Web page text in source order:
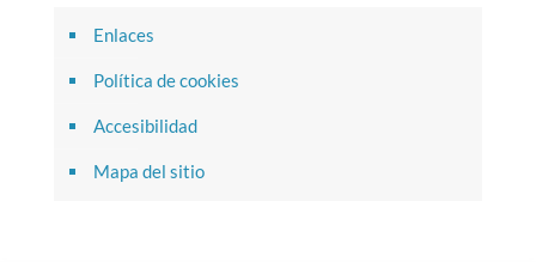
Enlaces
Política de cookies
Accesibilidad
Mapa del sitio